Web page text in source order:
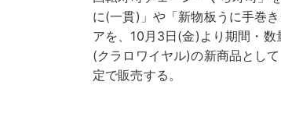
に(一貫)」や「新物板うに手巻
アを、10月3日(金)より期間・
(クラロワイヤル)の新商品とし
定で販売する。